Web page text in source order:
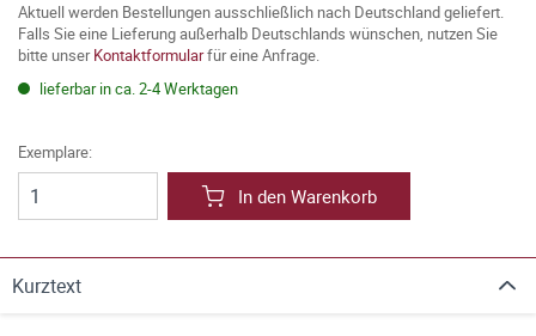
Aktuell werden Bestellungen ausschließlich nach Deutschland geliefert.
Falls Sie eine Lieferung außerhalb Deutschlands wünschen, nutzen Sie
bitte unserKontaktformularfür eine Anfrage.
lieferbar in ca. 2-4 Werktagen
Exemplare:
In den Warenkorb
Kurztext